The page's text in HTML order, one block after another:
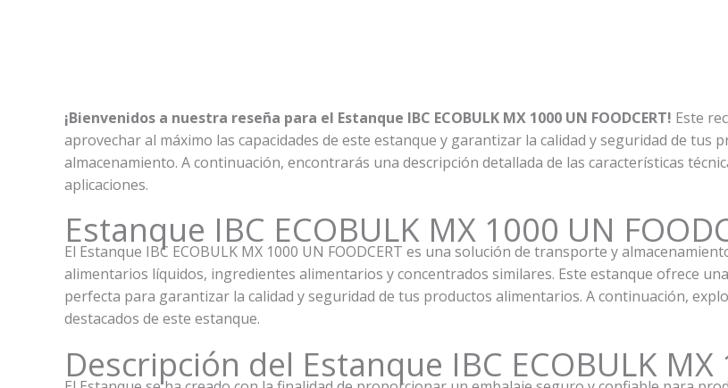
¡Bienvenidos a nuestra reseña para el Estanque IBC ECOBULK MX 1000 UN FOODCERT! Este
aprovechar al máximo las capacidades de este estanque y garantizar la calidad y seguridad de
almacenamiento. A continuación, encontrarás una descripción detallada de las características
aplicaciones.
Estanque IBC ECOBULK MX 1000 UN
El Estanque IBC ECOBULK MX 1000 UN FOODCERT es una solución de transporte y
alimentarios líquidos, ingredientes alimentarios y concentrados similares. Este estanque ofrece
perfecta para garantizar la calidad y seguridad de tus productos alimentarios. A continuación,
destacados de este estanque.
Descripción del Estanque IBC ECOBULK MX